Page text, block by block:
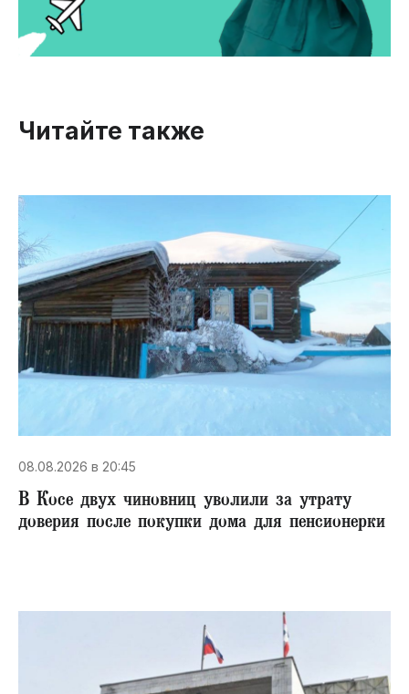
Читайте также
08.08.2026 в 20:45
В Косе двух чиновниц уволили за утрату
доверия после покупки дома для пенсионерки